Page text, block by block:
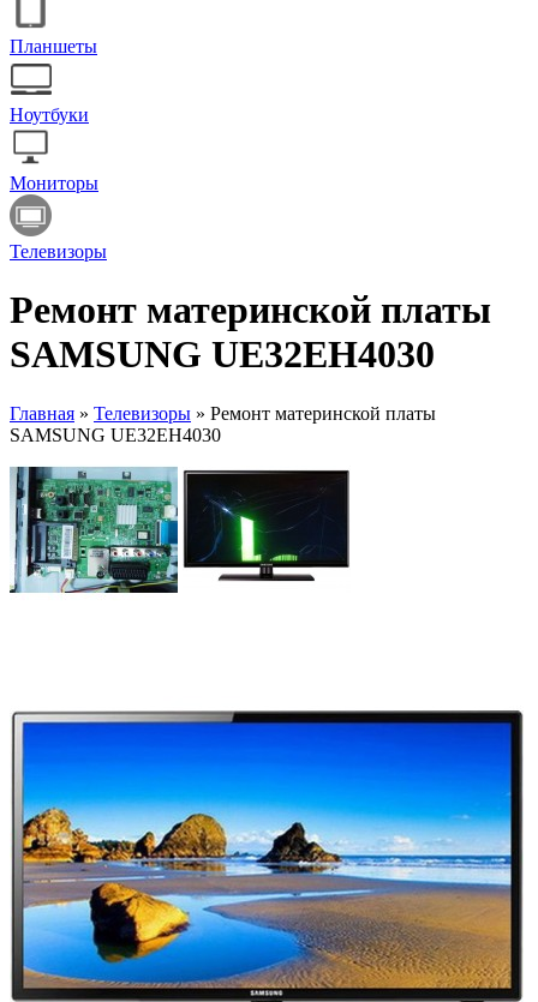
Планшеты
Ноутбуки
Мониторы
Телевизоры
Ремонт материнской платы
SAMSUNG UE32EH4030
Главная » Телевизоры » Ремонт материнской платы
SAMSUNG UE32EH4030